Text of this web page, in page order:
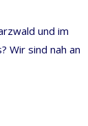
und im
Wir sind nah an